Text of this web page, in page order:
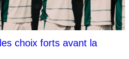
choix forts avant la